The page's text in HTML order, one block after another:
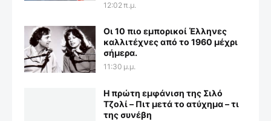
12:02 π.μ.
Οι 10 πιο εμπορικοί Έλληνες
καλλιτέχνες από το 1960 μέχρι
σήμερα.
11:30 μ.μ.
Η πρώτη εμφάνιση της Σιλό
Τζολί – Πιτ μετά το ατύχημα – τι
της συνέβη